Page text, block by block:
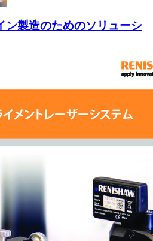
ン製造のためのソリューシ